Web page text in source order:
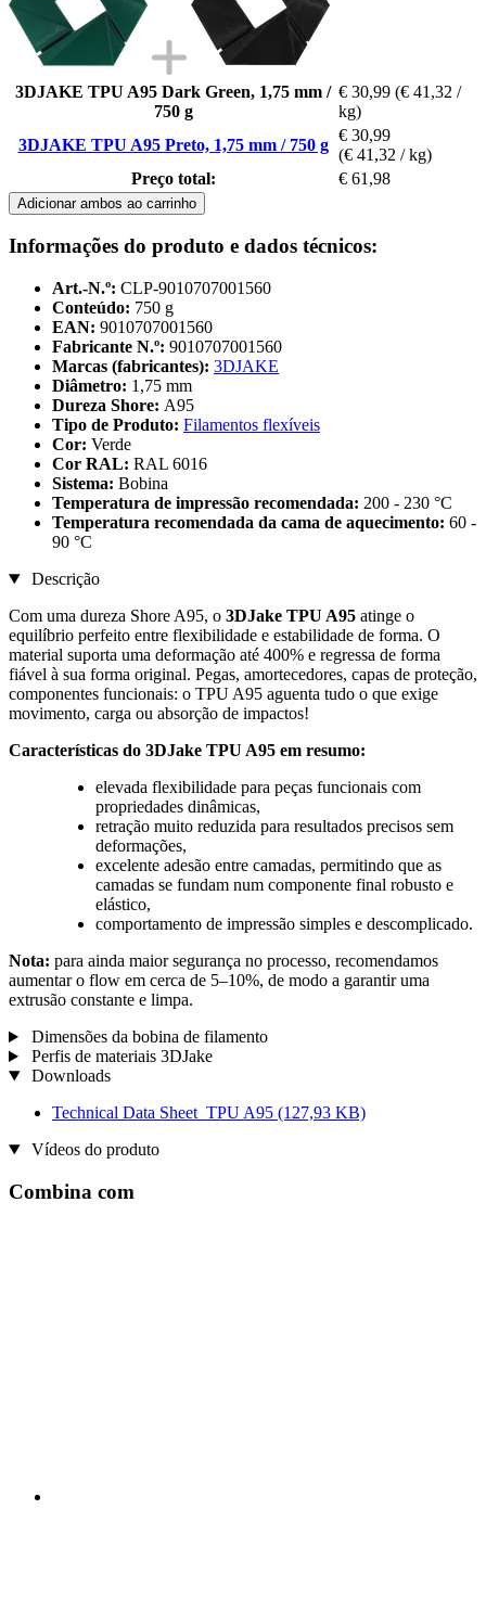
3DJAKE TPU A95 Dark Green, 1,75 mm /
750 g
€ 30,99 (€ 41,32 /
kg)
3DJAKE TPU A95 Preto, 1,75 mm / 750 g
€ 30,99
(€ 41,32 / kg)
Preço total:
€ 61,98
Adicionar ambos ao carrinho
Informações do produto e dados técnicos:
Art.-N.º: CLP-9010707001560
Conteúdo: 750 g
EAN: 9010707001560
Fabricante N.º: 9010707001560
Marcas (fabricantes): 3DJAKE
Diâmetro: 1,75 mm
Dureza Shore: A95
Tipo de Produto: Filamentos flexíveis
Cor: Verde
Cor RAL: RAL 6016
Sistema: Bobina
Temperatura de impressão recomendada: 200 - 230 °C
Temperatura recomendada da cama de aquecimento: 60 -
90 °C
Descrição
Com uma dureza Shore A95, o 3DJake TPU A95 atinge o
equilíbrio perfeito entre flexibilidade e estabilidade de forma. O
material suporta uma deformação até 400% e regressa de forma
fiável à sua forma original. Pegas, amortecedores, capas de proteção,
componentes funcionais: o TPU A95 aguenta tudo o que exige
movimento, carga ou absorção de impactos!
Características do 3DJake TPU A95 em resumo:
elevada flexibilidade para peças funcionais com
propriedades dinâmicas,
retração muito reduzida para resultados precisos sem
deformações,
excelente adesão entre camadas, permitindo que as
camadas se fundam num componente final robusto e
elástico,
comportamento de impressão simples e descomplicado.
Nota: para ainda maior segurança no processo, recomendamos
aumentar o flow em cerca de 5–10%, de modo a garantir uma
extrusão constante e limpa.
Dimensões da bobina de filamento
Perfis de materiais 3DJake
Downloads
Technical Data Sheet_TPU A95 (127,93 KB)
Vídeos do produto
Combina com